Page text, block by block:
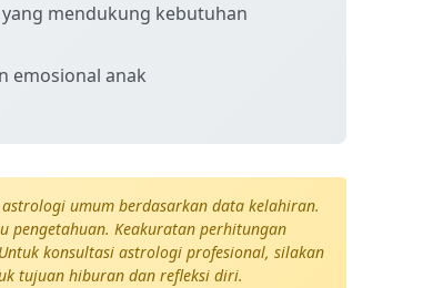
mendukung kebutuhan
emosional anak
umum berdasarkan data kelahiran.
pengetahuan. Keakuratan perhitungan
konsultasi astrologi profesional, silakan
tujuan hiburan dan refleksi diri.